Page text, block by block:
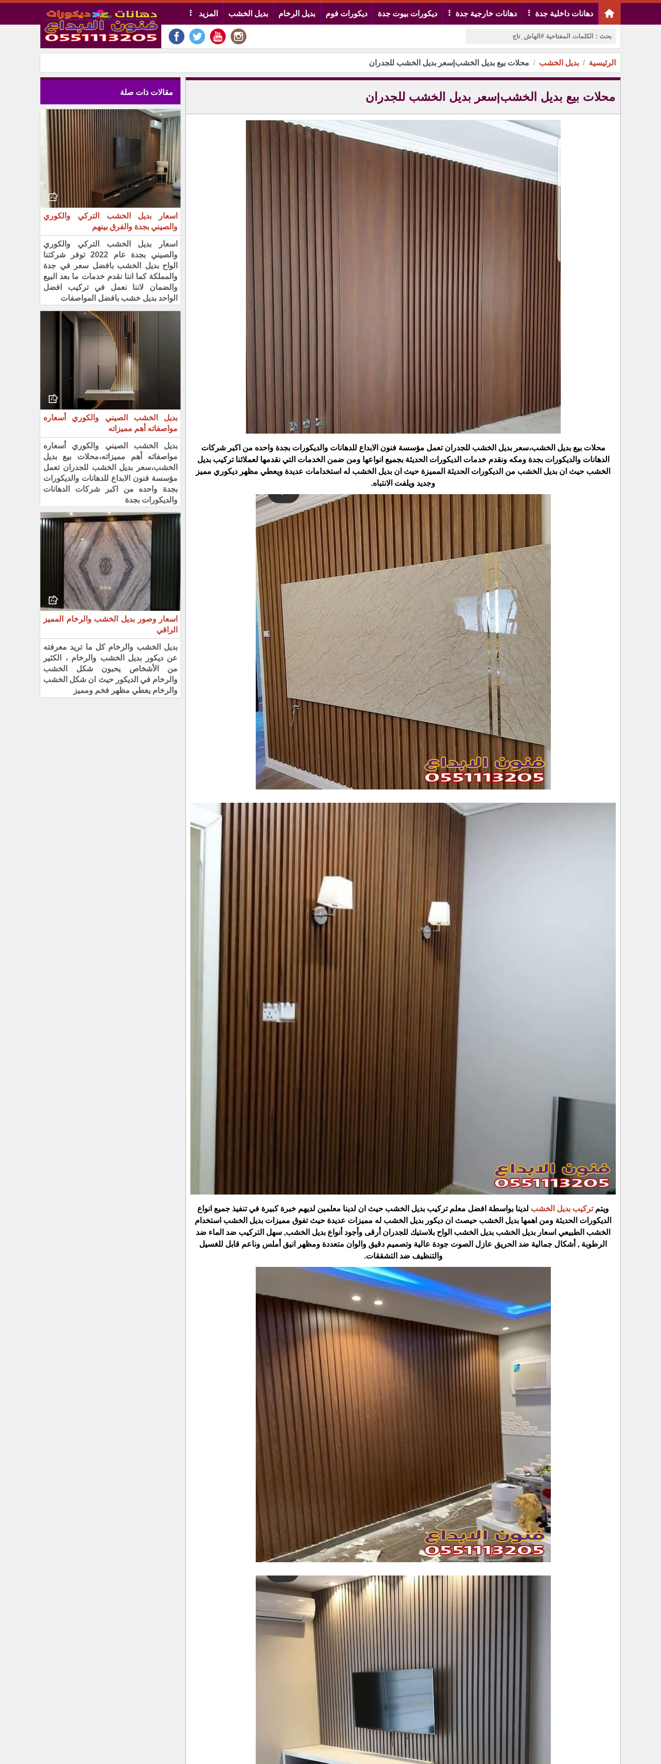
دهانات داخلية جدة دهانات خارجية جدة ديكورات بيوت جدة ديكورات فوم بديل الرخام بديل الخشب المزيد
الرئيسية بديل الخشب محلات بيع بديل الخشب|سعر بديل الخشب للجدران
محلات بيع بديل الخشب|سعر بديل الخشب للجدران
محلات بيع بديل الخشب،سعر بديل الخشب للجدران تعمل مؤسسة فنون الابداع للدهانات والديكورات بجدة واحده من اكبر شركات
الدهانات والديكورات بجدة ومكه ونقدم خدمات الديكورات الحديثة بجميع انواعها ومن ضمن الخدمات التي نقدمها لعملائنا تركيب بديل
الخشب حيث ان بديل الخشب من الديكورات الحديثة المميزة حيث ان بديل الخشب له استخدامات عديدة ويعطي مظهر ديكوري مميز
وجديد ويلفت الانتباه.
ويتم تركيب بديل الخشب لدينا بواسطة افضل معلم تركيب بديل الخشب حيث ان لدينا معلمين لديهم خبرة كبيرة في تنفيذ جميع انواع
الديكورات الحديثة ومن اهمها بديل الخشب حيصث ان ديكور بديل الخشب له مميزات عديدة حيث تفوق مميزات بديل الخشب استخدام
الخشب الطبيعي اسعار بديل الخشب بديل الخشب الواح بلاستيك للجدران أرقى وأجود أنواع بديل الخشب, سهل التركيب ضد الماء ضد
الرطوبة , أشكال جمالية ضد الحريق عازل الصوت جودة عالية وتصميم دقيق والوان متعددة ومظهر انيق أملس وناعم قابل للغسيل
والتنظيف ضد التشققات.
مقالات ذات صلة
اسعار بديل الخشب التركي والكوري
والصيني بجدة والفرق بينهم
اسعار بديل الخشب التركي والكوري
والصيني بجدة عام 2022 توفر شركتنا
الواح بديل الخشب بافضل سعر في جدة
والمملكة كما اننا نقدم خدمات ما بعد البيع
والضمان لاننا نعمل في تركيب افضل
الواحد بديل خشب بافضل المواصفات
بديل الخشب الصيني والكوري أسعاره
مواصفاته أهم مميزاته
بديل الخشب الصيني والكوري أسعاره
مواصفاته أهم مميزاته،محلات بيع بديل
الخشب،سعر بديل الخشب للجدران تعمل
مؤسسة فنون الابداع للدهانات والديكورات
بجدة واحده من اكبر شركات الدهانات
والديكورات بجدة
اسعار وصور بديل الخشب والرخام المميز
الراقي
بديل الخشب والرخام كل ما تريد معرفته
عن ديكور بديل الخشب والرخام ، الكثير
من الأشخاص يحبون شكل الخشب
والرخام في الديكور حيث ان شكل الخشب
والرخام يعطي مظهر فخم ومميز